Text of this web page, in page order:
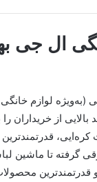
ال جی
(به‌ویژه لوازم
از خریداران
قدرتمندترین
گرفته تا ماشین
قدرتمندترین